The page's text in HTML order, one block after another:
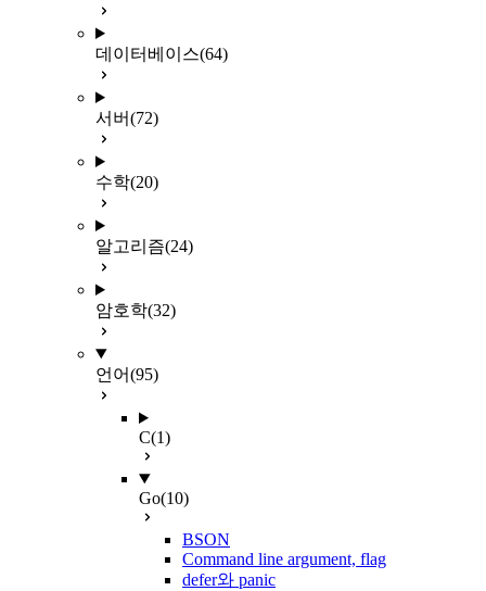
데이터베이스(64)
서버(72)
수학(20)
알고리즘(24)
암호학(32)
언어(95)
C(1)
Go(10)
BSON
Command line argument, flag
defer와 panic